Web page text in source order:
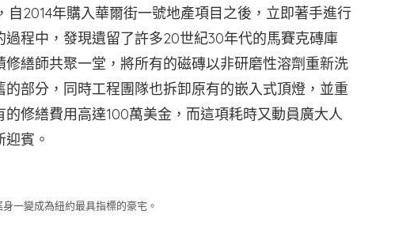
2014年購入華爾街一號地產項目之後，立即著手進行
程中，發現遺留了許多20世紀30年代的馬賽克磚庫
繕師共聚一堂，將所有的磁磚以非研磨性溶劑重新洗
部分，同時工程團隊也拆卸原有的嵌入式頂燈，並重
修繕費用高達100萬美金，而這項耗時又動員廣大人
賓。
一變成為紐約最具指標的豪宅。